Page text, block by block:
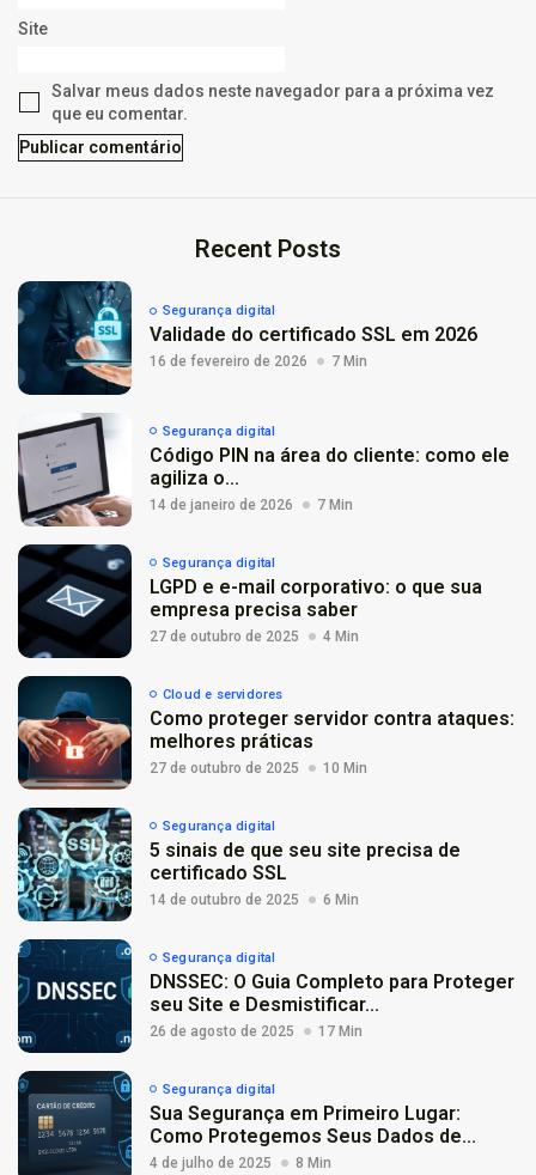
Site
Salvar meus dados neste navegador para a próxima vez
que eu comentar.
Recent Posts
Segurança digital
Validade do certificado SSL em 2026
16 de fevereiro de 2026 7 Min
Segurança digital
Código PIN na área do cliente: como ele
agiliza o...
14 de janeiro de 2026 7 Min
Segurança digital
LGPD e e-mail corporativo: o que sua
empresa precisa saber
27 de outubro de 2025 4 Min
Cloud e servidores
Como proteger servidor contra ataques:
melhores práticas
27 de outubro de 2025 10 Min
Segurança digital
5 sinais de que seu site precisa de
certificado SSL
14 de outubro de 2025 6 Min
Segurança digital
DNSSEC: O Guia Completo para Proteger
seu Site e Desmistificar...
26 de agosto de 2025 17 Min
Segurança digital
Sua Segurança em Primeiro Lugar:
Como Protegemos Seus Dados de...
4 de julho de 2025 8 Min